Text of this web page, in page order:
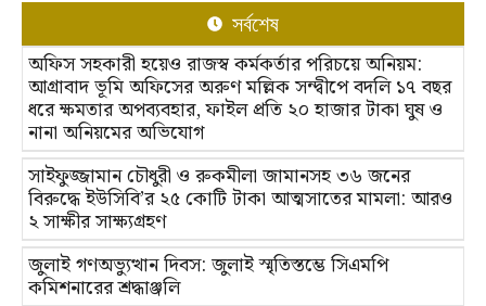
সর্বশেষ
অফিস সহকারী হয়েও রাজস্ব কর্মকর্তার পরিচয়ে অনিয়ম:
আগ্রাবাদ ভূমি অফিসের অরুণ মল্লিক সন্দ্বীপে বদলি ১৭ বছর
ধরে ক্ষমতার অপব্যবহার, ফাইল প্রতি ২০ হাজার টাকা ঘুষ ও
নানা অনিয়মের অভিযোগ
সাইফুজ্জামান চৌধুরী ও রুকমীলা জামানসহ ৩৬ জনের
বিরুদ্ধে ইউসিবি’র ২৫ কোটি টাকা আত্মসাতের মামলা: আরও
২ সাক্ষীর সাক্ষ্যগ্রহণ
জুলাই গণঅভ্যুত্থান দিবস: জুলাই স্মৃতিস্তম্ভে সিএমপি
কমিশনারের শ্রদ্ধাঞ্জলি